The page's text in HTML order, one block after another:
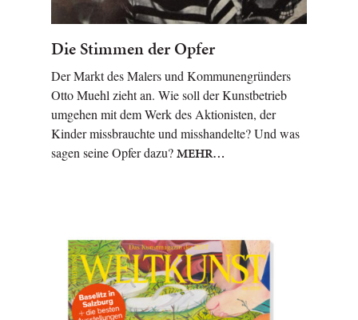
Die Stimmen der Opfer
Der Markt des Malers und Kommunengründers
Otto Muehl zieht an. Wie soll der Kunstbetrieb
umgehen mit dem Werk des Aktionisten, der
Kinder missbrauchte und misshandelte? Und was
sagen seine Opfer dazu?MEHR…